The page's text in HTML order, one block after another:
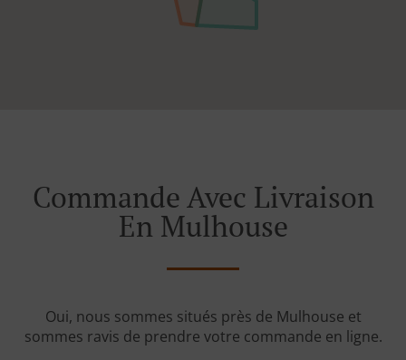
Commande Avec Livraison
En Mulhouse
Oui, nous sommes situés près de Mulhouse et
sommes ravis de prendre votre commande en ligne.